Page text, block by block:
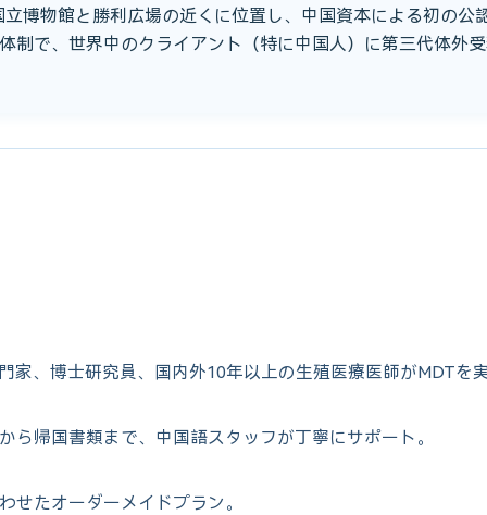
博物館と勝利広場の近くに位置し、中国資本による初の公
制で、世界中のクライアント（特に中国人）に第三代体外
家、博士研究員、国内外10年以上の生殖医療医師がMDTを
ら帰国書類まで、中国語スタッフが丁寧にサポート。
せたオーダーメイドプラン。